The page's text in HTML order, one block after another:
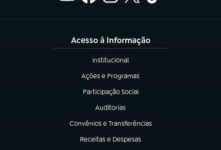
Acesso à Informação
Institucional
(abre em nova aba)
Ações e Programas
(abre em nova aba)
Participação Social
(abre em nova aba)
Auditorias
(abre em nova aba)
Convênios e Transferências
(abre em nova aba)
Receitas e Despesas
(abre em nova aba)